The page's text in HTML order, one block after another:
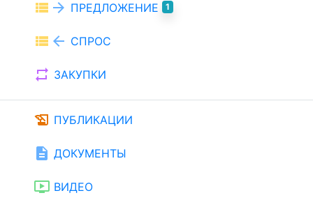
view_list arrow_forward ПРЕДЛОЖЕНИЕ 1
view_list arrow_back СПРОС
repeat ЗАКУПКИ
history_edu ПУБЛИКАЦИИ
description ДОКУМЕНТЫ
ondemand_video ВИДЕО